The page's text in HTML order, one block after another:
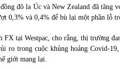
đô la Úc và New Zealand đã
0,3% và 0,4% để bù lại một phần lỗ
FX tại Westpac, cho rằng, thị trường
ro trong cuộc khủng hoảng Covid-
giới mang lại.